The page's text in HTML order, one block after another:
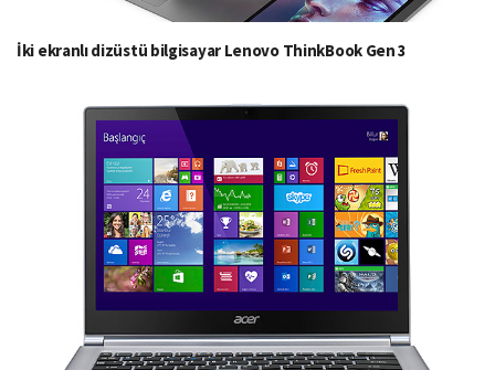
İki ekranlı dizüstü bilgisayar Lenovo ThinkBook Gen 3